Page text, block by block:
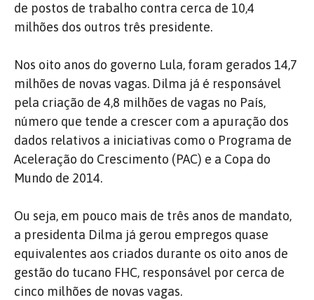
de postos de trabalho contra cerca de 10,4
milhões dos outros três presidente.
Nos oito anos do governo Lula, foram gerados 14,7
milhões de novas vagas. Dilma já é responsável
pela criação de 4,8 milhões de vagas no País,
número que tende a crescer com a apuração dos
dados relativos a iniciativas como o Programa de
Aceleração do Crescimento (PAC) e a Copa do
Mundo de 2014.
Ou seja, em pouco mais de três anos de mandato,
a presidenta Dilma já gerou empregos quase
equivalentes aos criados durante os oito anos de
gestão do tucano FHC, responsável por cerca de
cinco milhões de novas vagas.